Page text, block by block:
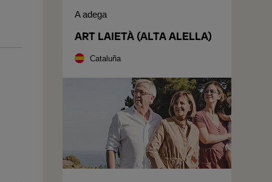
A adega
ART LAIETÀ (ALTA ALELLA)
Cataluña